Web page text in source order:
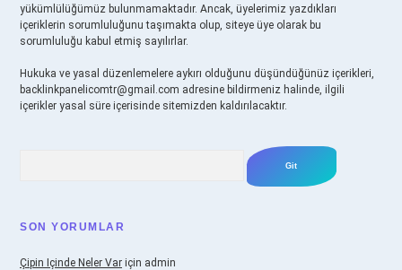
yükümlülüğümüz bulunmamaktadır. Ancak, üyelerimiz yazdıkları
içeriklerin sorumluluğunu taşımakta olup, siteye üye olarak bu
sorumluluğu kabul etmiş sayılırlar.
Hukuka ve yasal düzenlemelere aykırı olduğunu düşündüğünüz içerikleri,
backlinkpanelicomtr@gmail.com adresine bildirmeniz halinde, ilgili
içerikler yasal süre içerisinde sitemizden kaldırılacaktır.
SON YORUMLAR
Çipin Içinde Neler Var için admin